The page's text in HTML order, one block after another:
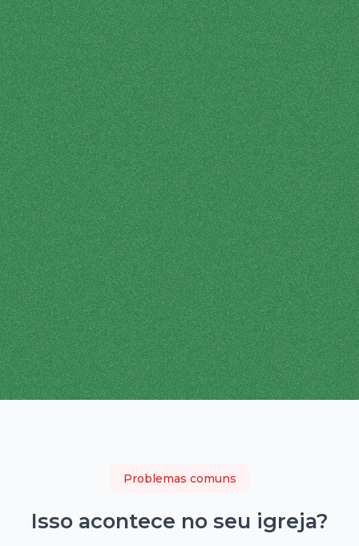
Problemas comuns
Isso acontece no seu igreja?